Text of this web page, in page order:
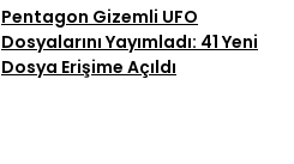
Pentagon Gizemli UFO
Dosyalarını Yayımladı: 41 Yeni
Dosya Erişime Açıldı